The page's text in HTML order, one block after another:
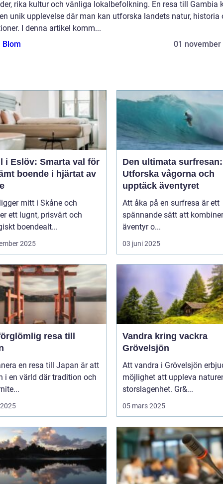
rika kultur och vänliga lokalbefolkning. En resa till Gambia
unik upplevelse där man kan utforska landets natur, historia
I denna artikel komm...
Blom
01 november
i Eslöv: Smarta val för
boende i hjärtat av
mitt i Skåne och
ett lugnt, prisvärt och
boendealt...
2025
Den ultimata surfresan:
Utforska vågorna och
upptäck äventyret
Att åka på en surfresa är ett
spännande sätt att
äventyr o...
03 juni 2025
resa till
en resa till Japan är att
i en värld där tradition och
Vandra kring vackra
Grövelsjön
Att vandra i Grövelsjön
möjlighet att uppleva
storslagenhet. Gr&...
05 mars 2025